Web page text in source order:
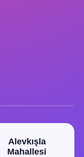
Alevkışla
Mahallesi